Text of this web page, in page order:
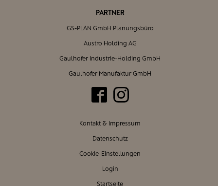
PARTNER
GS-PLAN GmbH Planungsbüro
Austro Holding AG
Gaulhofer Industrie-Holding GmbH
Gaulhofer Manufaktur GmbH
Kontakt & Impressum
Datenschutz
Cookie-Einstellungen
Login
Startseite